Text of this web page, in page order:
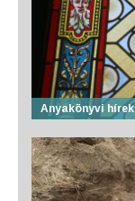
Anyakönyvi hírek